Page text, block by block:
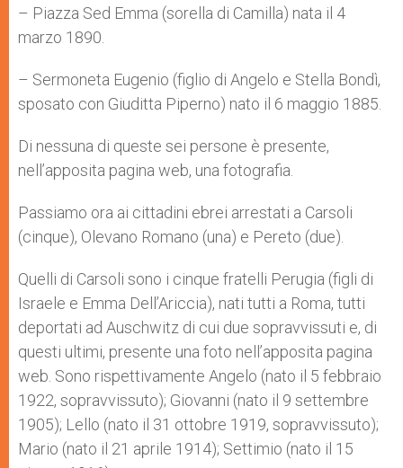
– Piazza Sed Emma (sorella di Camilla) nata il 4
marzo 1890.
– Sermoneta Eugenio (figlio di Angelo e Stella Bondì,
sposato con Giuditta Piperno) nato il 6 maggio 1885.
Di nessuna di queste sei persone è presente,
nell’apposita pagina web, una fotografia.
Passiamo ora ai cittadini ebrei arrestati a Carsoli
(cinque), Olevano Romano (una) e Pereto (due).
Quelli di Carsoli sono i cinque fratelli Perugia (figli di
Israele e Emma Dell’Ariccia), nati tutti a Roma, tutti
deportati ad Auschwitz di cui due sopravvissuti e, di
questi ultimi, presente una foto nell’apposita pagina
web. Sono rispettivamente Angelo (nato il 5 febbraio
1922, sopravvissuto); Giovanni (nato il 9 settembre
1905); Lello (nato il 31 ottobre 1919, sopravvissuto);
Mario (nato il 21 aprile 1914); Settimio (nato il 15